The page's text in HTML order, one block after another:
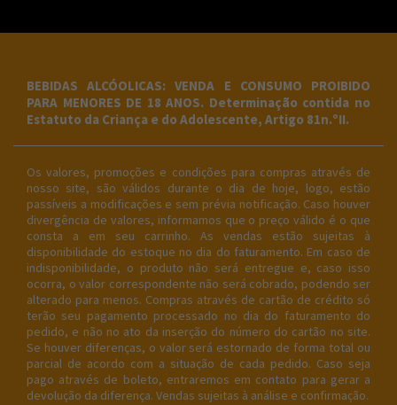
BEBIDAS ALCÓOLICAS: VENDA E CONSUMO PROIBIDO
PARA MENORES DE 18 ANOS. Determinação contida no
Estatuto da Criança e do Adolescente, Artigo 81n.ºII.
Os valores, promoções e condições para compras através de
nosso site, são válidos durante o dia de hoje, logo, estão
passíveis a modificações e sem prévia notificação. Caso houver
divergência de valores, informamos que o preço válido é o que
consta a em seu carrinho. As vendas estão sujeitas à
disponibilidade do estoque no dia do faturamento. Em caso de
indisponibilidade, o produto não será entregue e, caso isso
ocorra, o valor correspondente não será cobrado, podendo ser
alterado para menos. Compras através de cartão de crédito só
terão seu pagamento processado no dia do faturamento do
pedido, e não no ato da inserção do número do cartão no site.
Se houver diferenças, o valor será estornado de forma total ou
parcial de acordo com a situação de cada pedido. Caso seja
pago através de boleto, entraremos em contato para gerar a
devolução da diferença. Vendas sujeitas à análise e confirmação.